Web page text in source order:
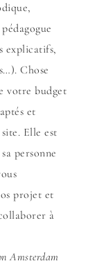
explicatifs,
Chose
votre budget
et
Elle est
personne
projet et
à
Amsterdam